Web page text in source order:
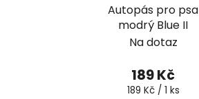
Autopás pro psa
modrý Blue II
Na dotaz
189 Kč
Měrná
189 Kč / 1 ks